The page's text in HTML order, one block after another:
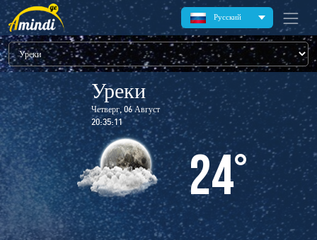
Русский
Уреки
Четверг, 06 Август
20:35:11
24°